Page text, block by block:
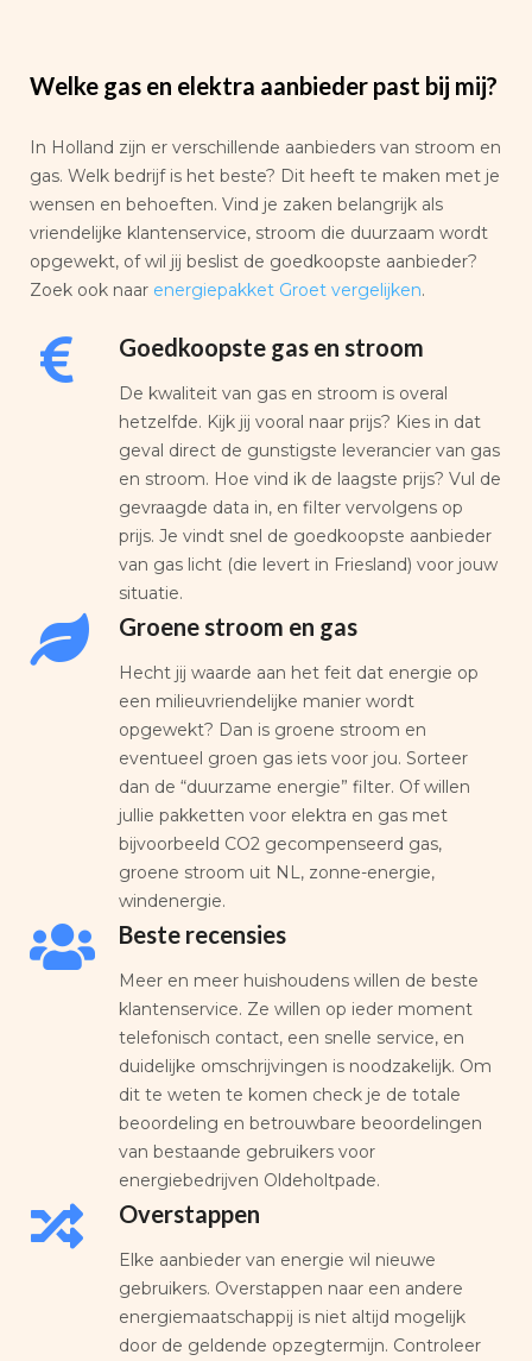
Welke gas en elektra aanbieder past bij mij?
In Holland zijn er verschillende aanbieders van stroom en
gas. Welk bedrijf is het beste? Dit heeft te maken met je
wensen en behoeften. Vind je zaken belangrijk als
vriendelijke klantenservice, stroom die duurzaam wordt
opgewekt, of wil jij beslist de goedkoopste aanbieder?
Zoek ook naar energiepakket Groet vergelijken.
Goedkoopste gas en stroom
De kwaliteit van gas en stroom is overal
hetzelfde. Kijk jij vooral naar prijs? Kies in dat
geval direct de gunstigste leverancier van gas
en stroom. Hoe vind ik de laagste prijs? Vul de
gevraagde data in, en filter vervolgens op
prijs. Je vindt snel de goedkoopste aanbieder
van gas licht (die levert in Friesland) voor jouw
situatie.
Groene stroom en gas
Hecht jij waarde aan het feit dat energie op
een milieuvriendelijke manier wordt
opgewekt? Dan is groene stroom en
eventueel groen gas iets voor jou. Sorteer
dan de “duurzame energie” filter. Of willen
jullie pakketten voor elektra en gas met
bijvoorbeeld CO2 gecompenseerd gas,
groene stroom uit NL, zonne-energie,
windenergie.
Beste recensies
Meer en meer huishoudens willen de beste
klantenservice. Ze willen op ieder moment
telefonisch contact, een snelle service, en
duidelijke omschrijvingen is noodzakelijk. Om
dit te weten te komen check je de totale
beoordeling en betrouwbare beoordelingen
van bestaande gebruikers voor
energiebedrijven Oldeholtpade.
Overstappen
Elke aanbieder van energie wil nieuwe
gebruikers. Overstappen naar een andere
energiemaatschappij is niet altijd mogelijk
door de geldende opzegtermijn. Controleer